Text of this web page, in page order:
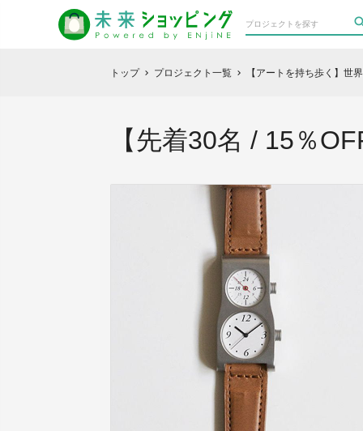
トップ chevron_right プロジェクト一覧 chevron_right 【アートを持ち歩く】世
【先着30名 / 15％